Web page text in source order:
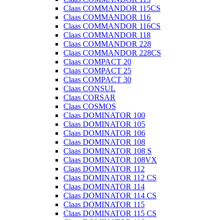
Claas COMMANDOR 115CS
Claas COMMANDOR 116
Claas COMMANDOR 116CS
Claas COMMANDOR 118
Claas COMMANDOR 228
Claas COMMANDOR 228CS
Claas COMPACT 20
Claas COMPACT 25
Claas COMPACT 30
Claas CONSUL
Claas CORSAR
Claas COSMOS
Claas DOMINATOR 100
Claas DOMINATOR 105
Claas DOMINATOR 106
Claas DOMINATOR 108
Claas DOMINATOR 108 S
Claas DOMINATOR 108VX
Claas DOMINATOR 112
Claas DOMINATOR 112 CS
Claas DOMINATOR 114
Claas DOMINATOR 114 CS
Claas DOMINATOR 115
Claas DOMINATOR 115 CS